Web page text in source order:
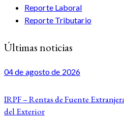
Reporte Laboral
Reporte Tributario
Últimas noticias
04 de agosto de 2026
IRPF – Rentas de Fuente
del Exterior